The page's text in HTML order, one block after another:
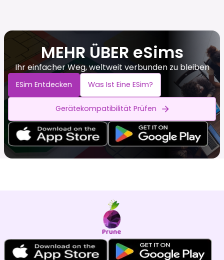
MEHR ÜBER eSims
Ihr einfacher Weg, weltweit verbunden zu bleiben
ESim Entdecken Was Ist Eine ESim?
Gerätekompatibilität Prüfen